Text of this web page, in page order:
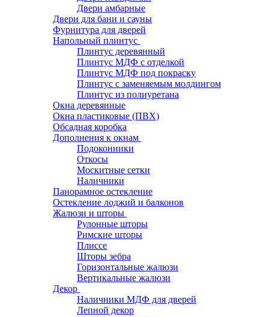
Двери амбарные
Двери для бани и сауны
Фурнитура для дверей
Напольный плинтус
Плинтус деревянный
Плинтус МДФ с отделкой
Плинтус МДФ под покраску
Плинтус с заменяемым молдингом
Плинтус из полиуретана
Окна деревянные
Окна пластиковые (ПВХ)
Обсадная коробка
Дополнения к окнам
Подоконники
Откосы
Москитные сетки
Наличники
Панорамное остекление
Остекление лоджий и балконов
Жалюзи и шторы
Рулонные шторы
Римские шторы
Плиссе
Шторы зебра
Горизонтальные жалюзи
Вертикальные жалюзи
Декор
Наличники МДФ для дверей
Лепной декор